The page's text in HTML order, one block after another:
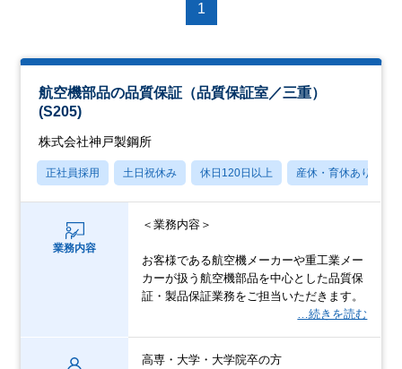
1
航空機部品の品質保証（品質保証室／三重）
(S205)
株式会社神戸製鋼所
正社員採用 土日祝休み 休日120日以上 産休・育休あり
業務内容
＜業務内容＞
お客様である航空機メーカーや重工業メー
カーが扱う航空機部品を中心とした品質保
証・製品保証業務をご担当いただきます。
…続きを読む
高専・大学・大学院卒の方